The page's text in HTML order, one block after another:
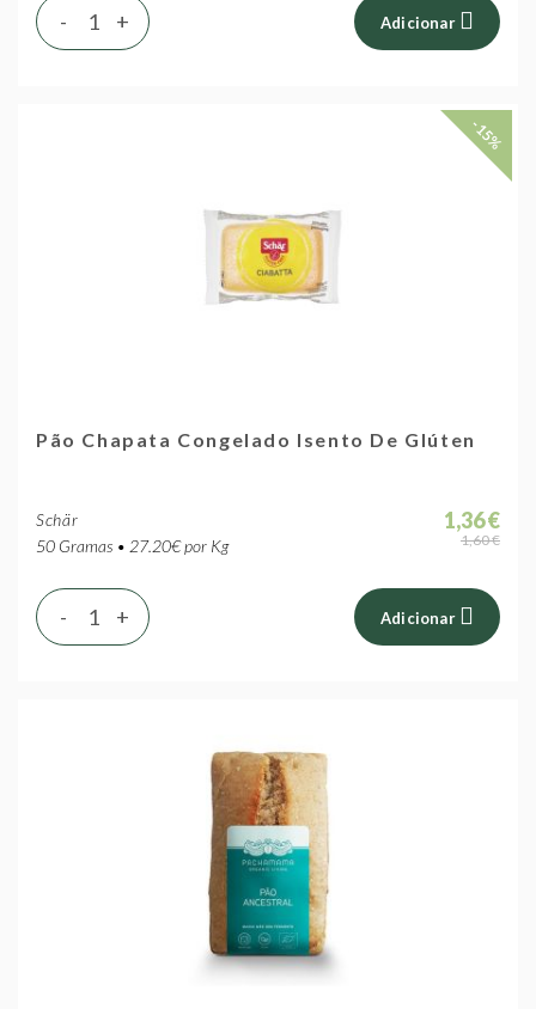
+
- Adicionar
-15%
Pão Chapata Congelado Isento De Glúten
Schär
50 Gramas • 27.20€ por Kg
1,36 €
1,60 €
+
- Adicionar